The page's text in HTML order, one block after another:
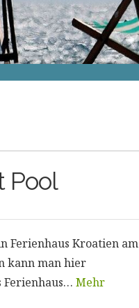
Pool
Ferienhaus Kroatien am
kann man hier
Ferienhaus… Mehr